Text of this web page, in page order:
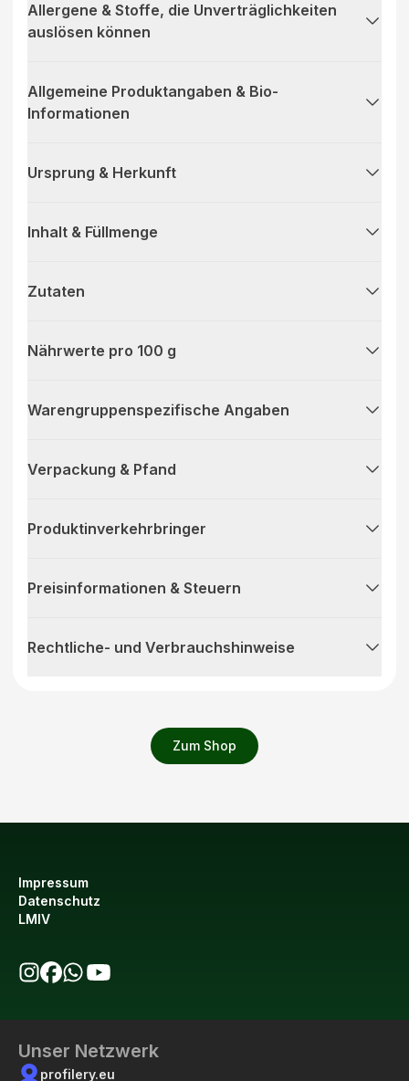
Zum Shop
Allergene & Stoffe, die Unverträglichkeiten
auslösen können
Allgemeine Produktangaben & Bio-
Informationen
Ursprung & Herkunft
Inhalt & Füllmenge
Zutaten
Nährwerte pro 100 g
Warengruppenspezifische Angaben
Verpackung & Pfand
Produktinverkehrbringer
Preisinformationen & Steuern
Rechtliche- und Verbrauchshinweise
Impressum
Datenschutz
LMIV
Unser Netzwerk
profilery.eu